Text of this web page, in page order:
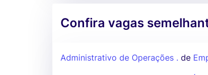
Confira vagas
Administrativo de Operações . de